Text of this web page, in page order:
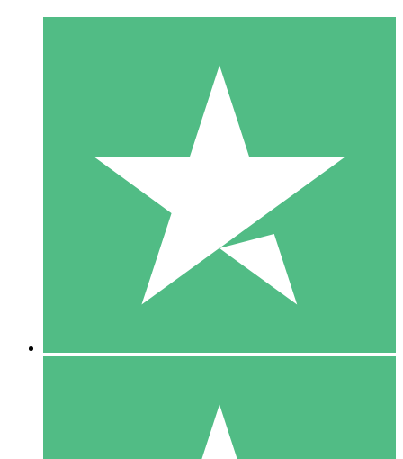
Individuelle Credit-Pakete
Zahlen Sie nach Bedarf mit Download-Credits. Keine
monatliche Verpflichtung erforderlich.
10 00
10 Downloads
20 00